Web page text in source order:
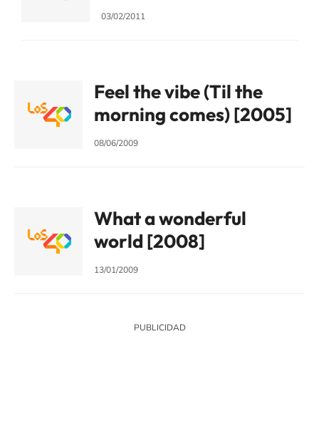
03/02/2011
Feel the vibe (Til the
morning comes) [2005]
08/06/2009
What a wonderful
world [2008]
13/01/2009